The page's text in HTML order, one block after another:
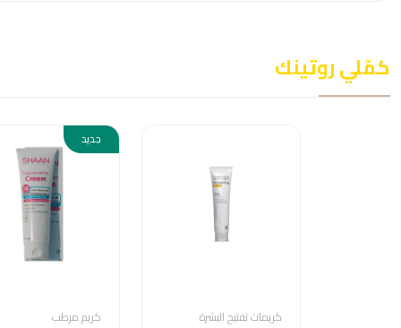
كمّلي روتينك
كريمات تفتيح البشرة
جديد
كريم مرطب